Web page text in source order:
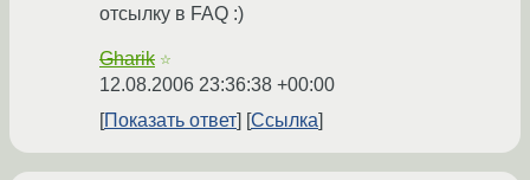
отсылку в FAQ :)
Gharik ☆
12.08.2006 23:36:38 +00:00
Показать ответ
Ссылка